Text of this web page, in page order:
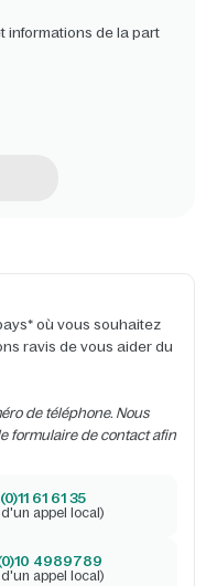
informations de la part
où vous souhaitez
ravis de vous aider du
de téléphone. Nous
formulaire de contact afin
61 61 35
appel local)
4989789
appel local)